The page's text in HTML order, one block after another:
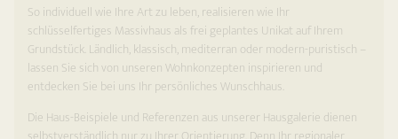
So individuell wie Ihre Art zu leben, realisieren wie Ihr
schlüsselfertiges Massivhaus als frei geplantes Unikat auf Ihrem
Grundstück. Ländlich, klassisch, mediterran oder modern-puristisch –
lassen Sie sich von unseren Wohnkonzepten inspirieren und
entdecken Sie bei uns Ihr persönliches Wunschhaus.
Die Haus-Beispiele und Referenzen aus unserer Hausgalerie dienen